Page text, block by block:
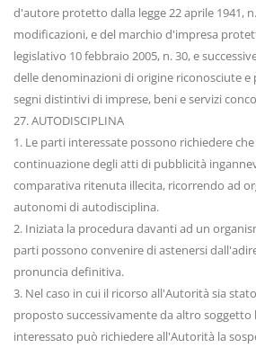
d'autore protetto dalla legge 22 aprile 1941,
modificazioni, e del marchio d'impresa
legislativo 10 febbraio 2005, n. 30, e
delle denominazioni di origine riconosciute
segni distintivi di imprese, beni e servizi
27. AUTODISCIPLINA
1. Le parti interessate possono richiedere
continuazione degli atti di pubblicità
comparativa ritenuta illecita, ricorrendo ad
autonomi di autodisciplina.
2. Iniziata la procedura davanti ad un
parti possono convenire di astenersi
pronuncia definitiva.
3. Nel caso in cui il ricorso all'Autorità sia
proposto successivamente da altro
interessato può richiedere all'Autorità la